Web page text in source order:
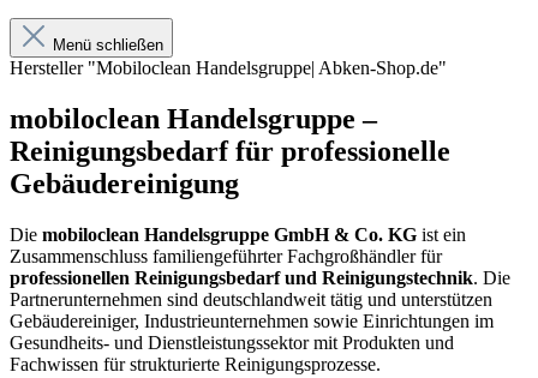
Menü schließen
Hersteller "Mobiloclean Handelsgruppe| Abken-Shop.de"
mobiloclean Handelsgruppe –
Reinigungsbedarf für professionelle
Gebäudereinigung
Die mobiloclean Handelsgruppe GmbH & Co. KG ist ein
Zusammenschluss familiengeführter Fachgroßhändler für
professionellen Reinigungsbedarf und Reinigungstechnik. Die
Partnerunternehmen sind deutschlandweit tätig und unterstützen
Gebäudereiniger, Industrieunternehmen sowie Einrichtungen im
Gesundheits- und Dienstleistungssektor mit Produkten und
Fachwissen für strukturierte Reinigungsprozesse.